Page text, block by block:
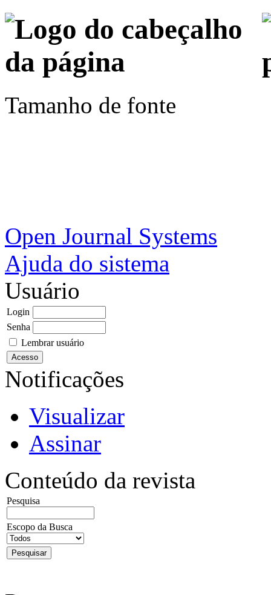
Tamanho de fonte
Open Journal Systems
Ajuda do sistema
Usuário
Login
Senha
Lembrar usuário
Notificações
Visualizar
Assinar
Conteúdo da revista
Pesquisa
Escopo da Busca